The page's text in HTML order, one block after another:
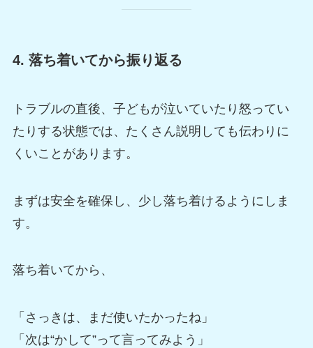
4. 落ち着いてから振り返る
トラブルの直後、子どもが泣いていたり怒ってい
たりする状態では、たくさん説明しても伝わりに
くいことがあります。
まずは安全を確保し、少し落ち着けるようにしま
す。
落ち着いてから、
「さっきは、まだ使いたかったね」
「次は“かして”って言ってみよう」